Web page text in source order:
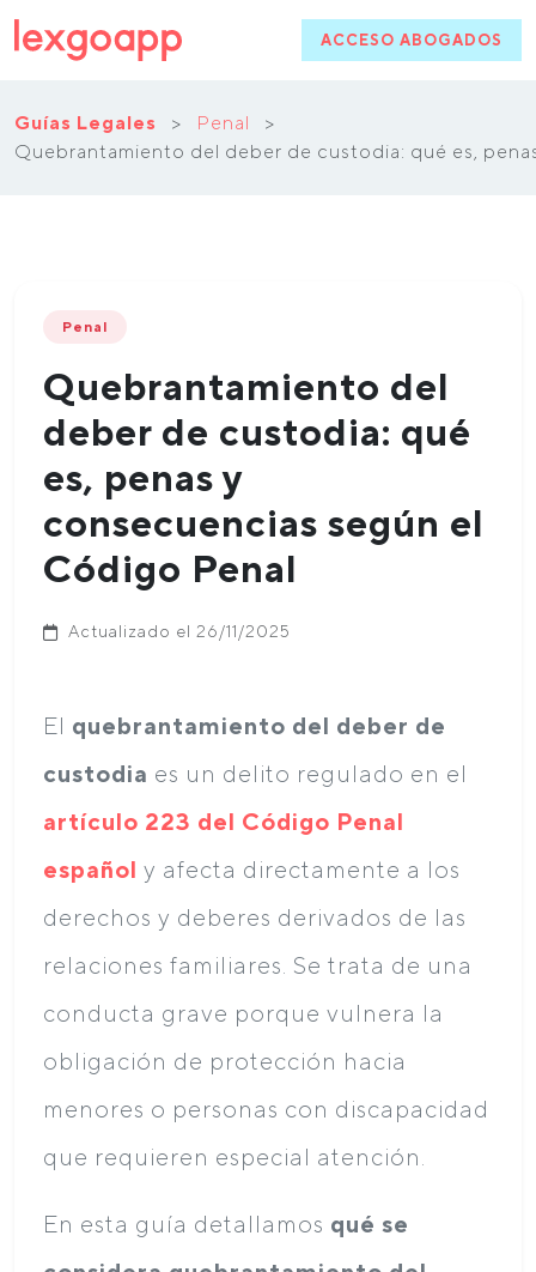
ACCESO ABOGADOS
Guías Legales > Penal
>
Quebrantamiento del deber de custodia: qué es,
Penal
Quebrantamiento del
deber de custodia: qué
es, penas y
consecuencias según el
Código Penal
Actualizado el 26/11/2025
El quebrantamiento del deber de
custodia es un delito regulado en el
artículo 223 del Código Penal
español y afecta directamente a los
derechos y deberes derivados de las
relaciones familiares. Se trata de una
conducta grave porque vulnera la
obligación de protección hacia
menores o personas con discapacidad
que requieren especial atención.
En esta guía detallamos qué se